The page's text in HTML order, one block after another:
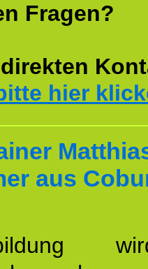
Fragen?
hier
aus